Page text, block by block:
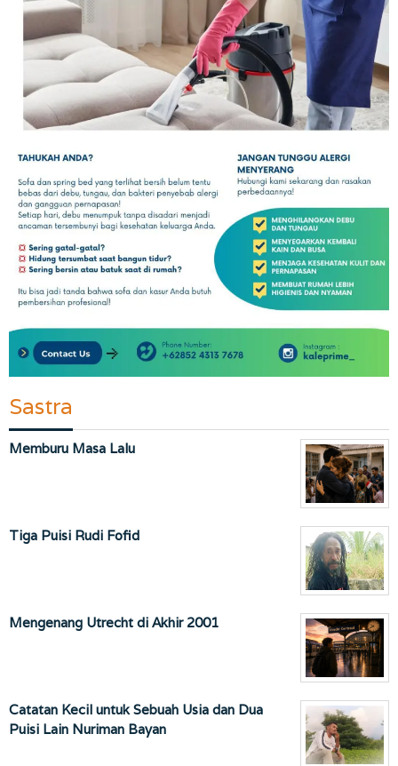
Sastra
Memburu Masa Lalu
Tiga Puisi Rudi Fofid
Mengenang Utrecht di Akhir 2001
Catatan Kecil untuk Sebuah Usia dan Dua
Puisi Lain Nuriman Bayan